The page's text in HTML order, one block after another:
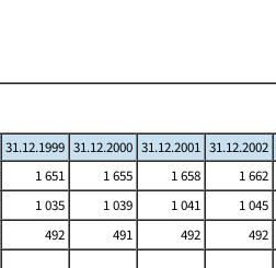
31.12.1999 31.12.2000 31.12.2001 31.12.2002
1 651 1 655 1 658 1 662
1 035 1 039 1 041 1 045
492 491 492 492